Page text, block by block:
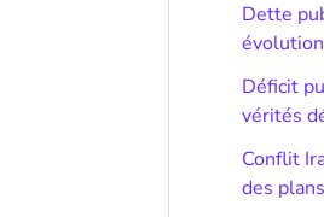
Dette
Déficit
vérités
Conflit
des